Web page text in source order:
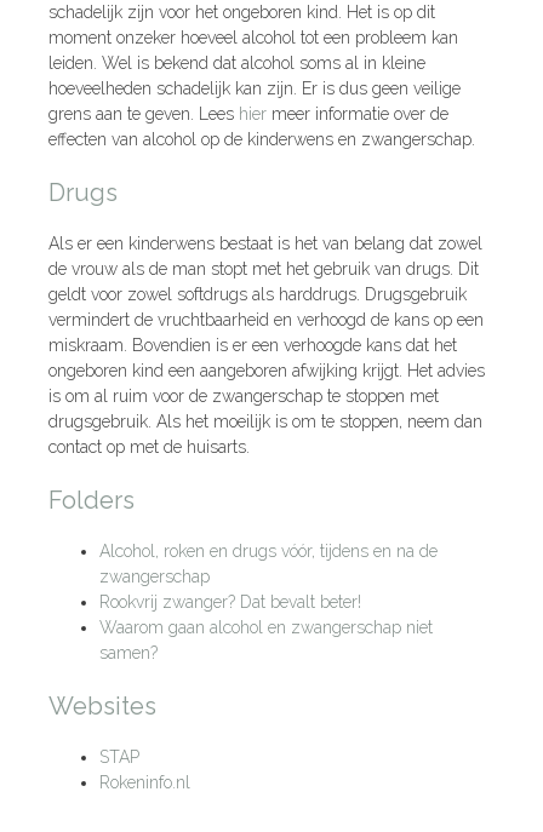
schadelijk zijn voor het ongeboren kind. Het is op dit
moment onzeker hoeveel alcohol tot een probleem kan
leiden. Wel is bekend dat alcohol soms al in kleine
hoeveelheden schadelijk kan zijn. Er is dus geen veilige
grens aan te geven. Lees hier meer informatie over de
effecten van alcohol op de kinderwens en zwangerschap.
Drugs
Als er een kinderwens bestaat is het van belang dat zowel
de vrouw als de man stopt met het gebruik van drugs. Dit
geldt voor zowel softdrugs als harddrugs. Drugsgebruik
vermindert de vruchtbaarheid en verhoogd de kans op een
miskraam. Bovendien is er een verhoogde kans dat het
ongeboren kind een aangeboren afwijking krijgt. Het advies
is om al ruim voor de zwangerschap te stoppen met
drugsgebruik. Als het moeilijk is om te stoppen, neem dan
contact op met de huisarts.
Folders
Alcohol, roken en drugs vóór, tijdens en na de
zwangerschap
Rookvrij zwanger? Dat bevalt beter!
Waarom gaan alcohol en zwangerschap niet
samen?
Websites
STAP
Rokeninfo.nl